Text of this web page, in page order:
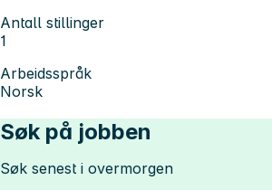
Antall stillinger
1
Arbeidsspråk
Norsk
Søk på jobben
Søk senest i overmorgen